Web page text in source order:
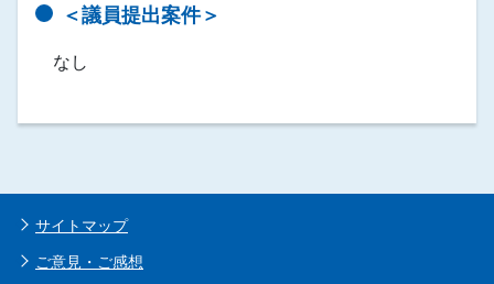
＜議員提出案件＞
なし
サイトマップ
ご意見・ご感想